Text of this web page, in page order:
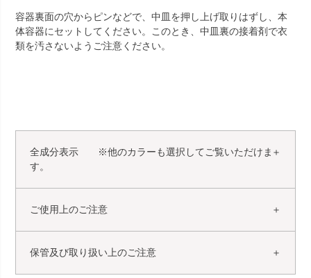
容器裏面の穴からピンなどで、中皿を押し上げ取りはずし、本
体容器にセットしてください。このとき、中皿裏の接着剤で衣
類を汚さないようご注意ください。
全成分表示 ※他のカラーも選択してご覧いただけま
す。
ご使用上のご注意
保管及び取り扱い上のご注意